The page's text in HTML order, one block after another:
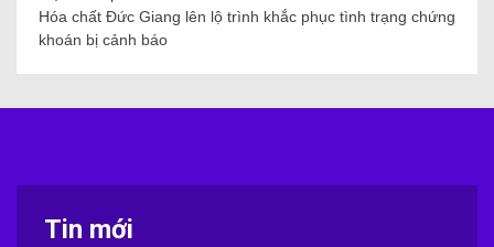
Hóa chất Đức Giang lên lộ trình khắc phục tình trạng chứng
khoán bị cảnh báo
Tin mới